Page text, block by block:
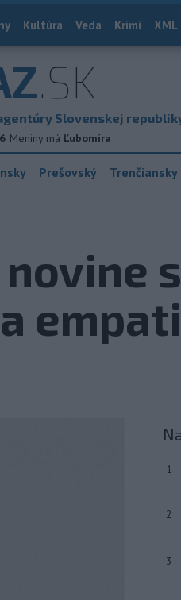
Kultúra Veda Krimi XML
.SK
Slovenskej
Meniny má Ľubomíra
Prešovský Trenčiansky
novine
1
2
3